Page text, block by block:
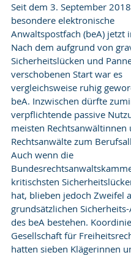
Seit dem 3. September
besondere elektronische
Anwaltspostfach (beA) jetzt
Nach dem aufgrund von
Sicherheitslücken und
verschobenen Start war es
vergleichsweise ruhig
beA. Inzwischen dürfte
verpflichtende passive
meisten Rechtsanwältinnen
Rechtsanwälte zum
Auch wenn die
kritischsten
hat, blieben jedoch Zweifel
grundsätzlichen
des beA bestehen.
Gesellschaft für
hatten sieben Klägerinnen